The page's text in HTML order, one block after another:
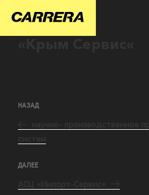
НАЗАД
ДАЛЕЕ